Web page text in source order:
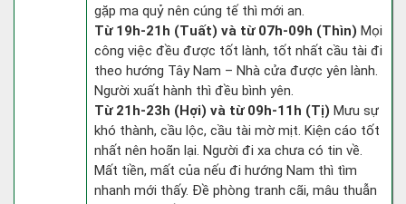
gặp ma quỷ nên cúng tế thì mới an.
Từ 19h-21h (Tuất) và từ 07h-09h (Thìn) Mọi
công việc đều được tốt lành, tốt nhất cầu tài đi
theo hướng Tây Nam – Nhà cửa được yên lành.
Người xuất hành thì đều bình yên.
Từ 21h-23h (Hợi) và từ 09h-11h (Tị) Mưu sự
khó thành, cầu lộc, cầu tài mờ mịt. Kiện cáo tốt
nhất nên hoãn lại. Người đi xa chưa có tin về.
Mất tiền, mất của nếu đi hướng Nam thì tìm
nhanh mới thấy. Đề phòng tranh cãi, mâu thuẫn